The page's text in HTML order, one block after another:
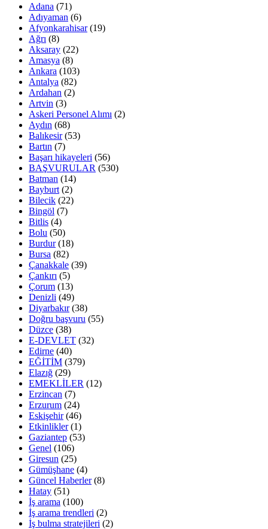
Adana (71)
Adıyaman (6)
Afyonkarahisar(19)
Ağrı (8)
Aksaray (22)
Amasya (8)
Ankara (103)
Antalya (82)
Ardahan (2)
Artvin (3)
Askeri Personel Alımı (2)
Aydın (68)
Balıkesir(53)
Bartın (7)
Başarı hikayeleri (56)
BAŞVURULAR (530)
Batman (14)
Bayburt (2)
Bilecik (22)
Bingöl (7)
Bitlis (4)
Bolu (50)
Burdur(18)
Bursa (82)
Çanakkale (39)
Çankırı (5)
Çorum (13)
Denizli (49)
Diyarbakır(38)
Doğru başvuru (55)
Düzce (38)
E-DEVLET (32)
Edirne (40)
EĞİTİM (379)
Elazığ (29)
EMEKLİLER (12)
Erzincan (7)
Erzurum (24)
Eskişehir(46)
Etkinlikler(1)
Gaziantep (53)
Genel (106)
Giresun (25)
Gümüşhane (4)
Güncel Haberler(8)
Hatay (51)
İş arama (100)
İş arama trendleri (2)
İş bulma stratejileri (2)